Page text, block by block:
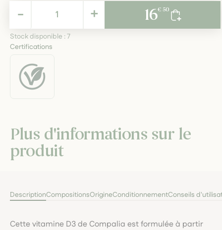
16,50 € TTC+
- 16€ 50
Stock disponible :7
Certifications
Plus d'informations sur le
produit
DescriptionCompositionsOrigineConditionnementConseils
Cette vitamine D3 de Compalia est formulée à partir